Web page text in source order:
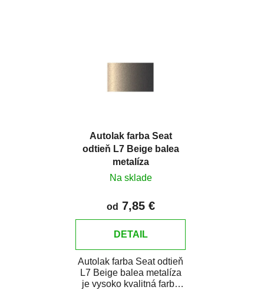
Autolak farba Seat
odtieň L7 Beige balea
metalíza
Na sklade
od 7,85 €
DETAIL
Autolak farba Seat odtieň
L7 Beige balea metalíza
je vysoko kvalitná farba